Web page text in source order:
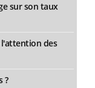
sur son taux
l'attention des
?